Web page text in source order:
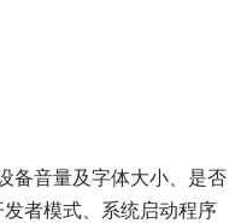
备音量及字体大小、是否
者模式、系统启动程序